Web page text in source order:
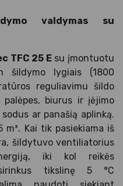
valdymas su
TFC 25 Esu įmontuotu
šildymo lygiais (1800
reguliavimu šildo
palėpes, biurus ir įėjimo
ar panašią aplinką.
Kai tik pasiekiama iš
šildytuvo ventiliatorius
iki kol reikės
tikslinę 5 °C